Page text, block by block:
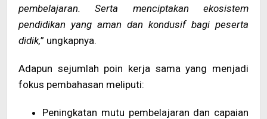
pembelajaran. Serta menciptakan ekosistem
pendidikan yang aman dan kondusif bagi peserta
didik,” ungkapnya.
Adapun sejumlah poin kerja sama yang menjadi
fokus pembahasan meliputi:
Peningkatan mutu pembelajaran dan capaian